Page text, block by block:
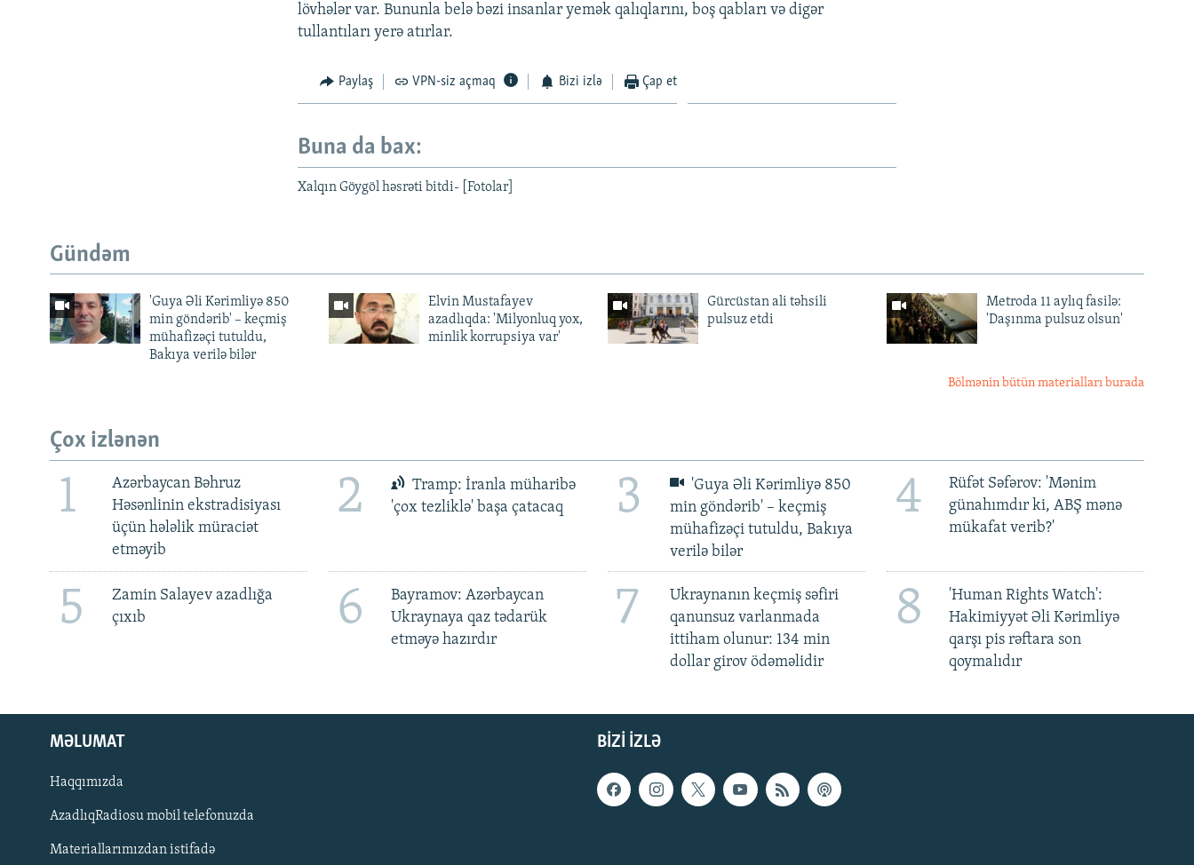
lövhələr var. Bununla belə bəzi insanlar yemək qalıqlarını, boş qabları və digər
tullantıları yerə atırlar.
Paylaş VPN-siz açmaq Bizi izlə Çap et
Buna da bax:
Xalqın Göygöl həsrəti bitdi- [Fotolar]
Gündəm
'Guya Əli Kərimliyə 850
min göndərib' – keçmiş
mühafizəçi tutuldu,
Bakıya verilə bilər
Elvin Mustafayev
azadlıqda: 'Milyonluq yox,
minlik korrupsiya var'
Gürcüstan ali təhsili
pulsuz etdi
Metroda 11 aylıq fasilə:
'Daşınma pulsuz olsun'
Bölmənin bütün materialları burada
Çox izlənən
1
Azərbaycan Bəhruz
Həsənlinin ekstradisiyası
üçün hələlik müraciət
etməyib
2
Tramp: İranla müharibə
'çox tezliklə' başa çatacaq
3
'Guya Əli Kərimliyə 850
min göndərib' – keçmiş
mühafizəçi tutuldu, Bakıya
verilə bilər
4
Rüfət Səfərov: 'Mənim
günahımdır ki, ABŞ mənə
mükafat verib?'
5
Zamin Salayev azadlığa
çıxıb
6
Bayramov: Azərbaycan
Ukraynaya qaz tədarük
etməyə hazırdır
7
Ukraynanın keçmiş səfiri
qanunsuz varlanmada
ittiham olunur: 134 min
dollar girov ödəməlidir
8
'Human Rights Watch':
Hakimiyyət Əli Kərimliyə
qarşı pis rəftara son
qoymalıdır
BIZI IZLƏ
MƏLUMAT
Haqqımızda
AzadlıqRadiosu mobil telefonuzda
Materiallarımızdan istifadə